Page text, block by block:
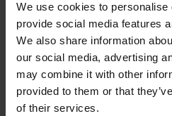
We use cookies to personalise
provide social media features
We also share information
our social media, advertising
may combine it with other
provided to them or that
of their services.
Hoe werkt ophalen en
kantooruren bij een
Ophalen en inleveren buiten
een 24/7 sleutelkluis. Zakelijke
afgesproken tijden een voertuig
als het kantoor gesloten is. Dit